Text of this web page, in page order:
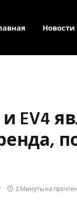
Новости
EV4
2 Минуты на